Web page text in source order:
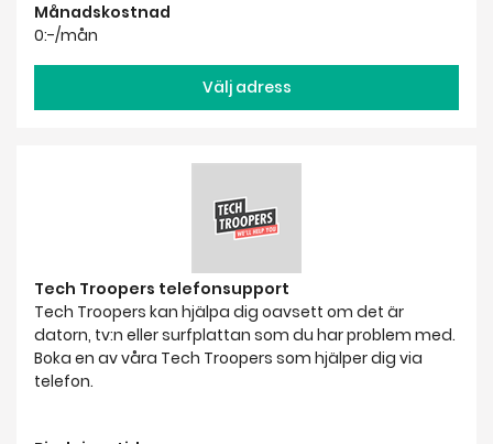
Månadskostnad
0:-/mån
Välj adress
Tech Troopers telefonsupport
Tech Troopers kan hjälpa dig oavsett om det är
datorn, tv:n eller surfplattan som du har problem med.
Boka en av våra Tech Troopers som hjälper dig via
telefon.